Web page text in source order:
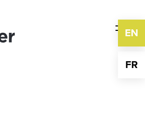
EN
FR